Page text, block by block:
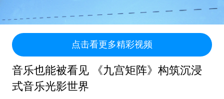
点击看更多精彩视频
音乐也能被看见 《九宫矩阵》构筑沉浸
式音乐光影世界